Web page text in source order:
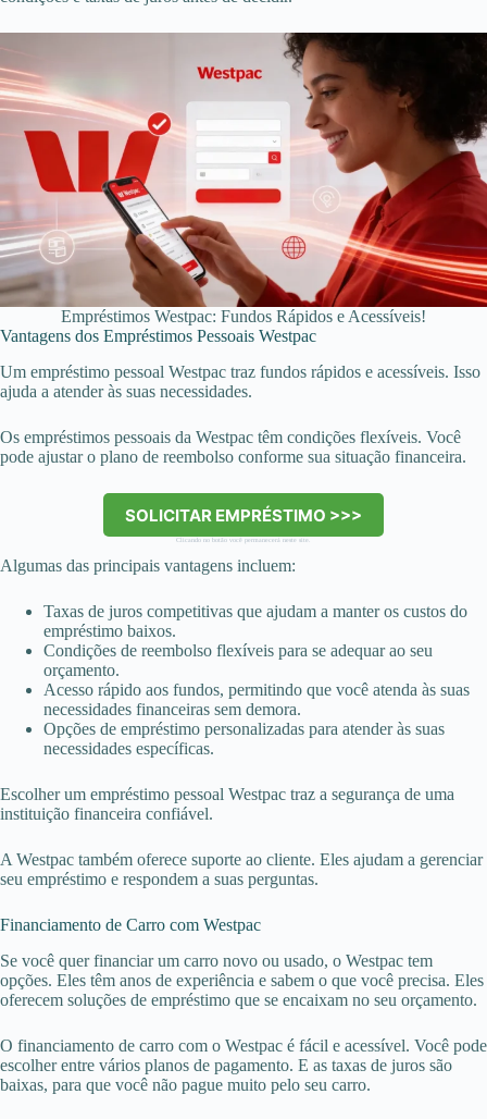
Empréstimos Westpac: Fundos Rápidos e Acessíveis!
Vantagens dos Empréstimos Pessoais Westpac
Um empréstimo pessoal Westpac traz fundos rápidos e acessíveis. Isso
ajuda a atender às suas necessidades.
Os empréstimos pessoais da Westpac têm condições flexíveis. Você
pode ajustar o plano de reembolso conforme sua situação financeira.
SOLICITAR EMPRÉSTIMO >>>
Clicando no botão você permanecerá neste site.
Algumas das principais vantagens incluem:
Taxas de juros competitivas que ajudam a manter os custos do
empréstimo baixos.
Condições de reembolso flexíveis para se adequar ao seu
orçamento.
Acesso rápido aos fundos, permitindo que você atenda às suas
necessidades financeiras sem demora.
Opções de empréstimo personalizadas para atender às suas
necessidades específicas.
Escolher um empréstimo pessoal Westpac traz a segurança de uma
instituição financeira confiável.
A Westpac também oferece suporte ao cliente. Eles ajudam a gerenciar
seu empréstimo e respondem a suas perguntas.
Financiamento de Carro com Westpac
Se você quer financiar um carro novo ou usado, o Westpac tem
opções. Eles têm anos de experiência e sabem o que você precisa. Eles
oferecem soluções de empréstimo que se encaixam no seu orçamento.
O financiamento de carro com o Westpac é fácil e acessível. Você pode
escolher entre vários planos de pagamento. E as taxas de juros são
baixas, para que você não pague muito pelo seu carro.